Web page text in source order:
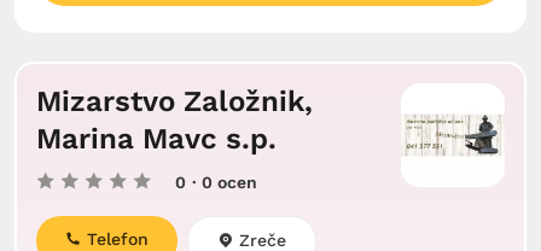
Mizarstvo Založnik,
Marina Mavc s.p.
0 · 0 ocen
Telefon Zreče